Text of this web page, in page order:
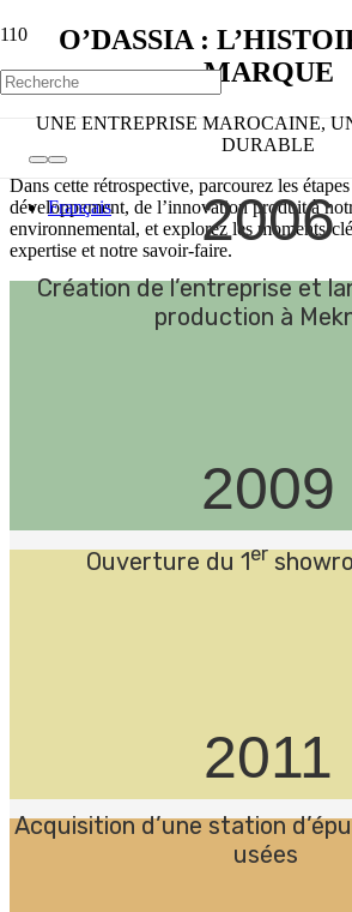
Français
O’DASSIA :
MARQUE
UNE ENTREPRISE MAROCAINE,
DURABLE
Dans cette rétrospective, parcourez les
développement, de l’innovation produit à
environnemental, et explorez les moments-
expertise et notre savoir-faire.2006
Création de l’entreprise et
production à
2009
Ouverture du 1er
2011
Acquisition d’une station
usées